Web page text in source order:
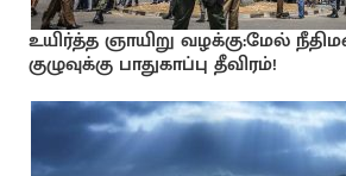
உயிர்த்த ஞாயிறு வழக்கு:மேல்
குழுவுக்கு பாதுகாப்பு தீவிரம்!